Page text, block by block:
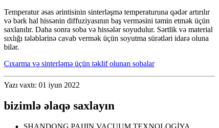
Temperatur əsas ərintisinin sinterləşmə temperaturuna qədər artırılır
və bərk hal hissənin diffuziyasının baş verməsini təmin etmək üçün
saxlanılır. Daha sonra soba və hissələr soyudulur. Sərtlik və material
sıxlığı tələblərinə cavab vermək üçün soyutma sürətləri idarə oluna
bilər.
Çıxarma və sinterləmə üçün təklif olunan sobalar
Yazı vaxtı: 01 iyun 2022
bizimlə əlaqə saxlayın
SHANDONG PAIJIN VACUUM TEXNOLOGİYA